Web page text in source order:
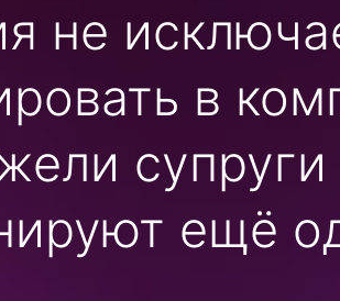
не
в
ещё